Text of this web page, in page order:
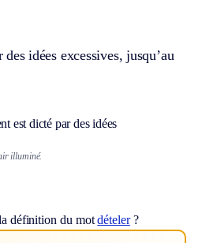
idées excessives, jusqu’au
est dicté par des idées
illuminé.
définition du motdételer?